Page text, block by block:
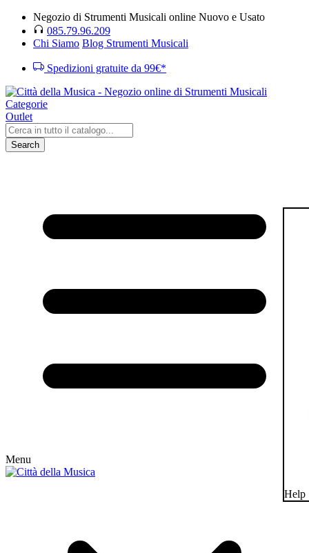
Negozio di Strumenti Musicali online Nuovo e Usato
085.79.96.209
Chi Siamo Blog Strumenti Musicali
Spedizioni gratuite da 99€*
Categorie
Outlet
Search
Menu
Help